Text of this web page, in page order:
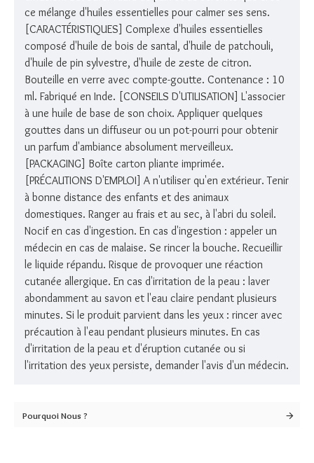
ce mélange d'huiles essentielles pour calmer ses sens.
[CARACTÉRISTIQUES] Complexe d'huiles essentielles
composé d'huile de bois de santal, d'huile de patchouli,
d'huile de pin sylvestre, d'huile de zeste de citron.
Bouteille en verre avec compte-goutte. Contenance : 10
ml. Fabriqué en Inde. [CONSEILS D'UTILISATION] L'associer
à une huile de base de son choix. Appliquer quelques
gouttes dans un diffuseur ou un pot-pourri pour obtenir
un parfum d'ambiance absolument merveilleux.
[PACKAGING] Boîte carton pliante imprimée.
[PRÉCAUTIONS D'EMPLOI] A n'utiliser qu'en extérieur. Tenir
à bonne distance des enfants et des animaux
domestiques. Ranger au frais et au sec, à l'abri du soleil.
Nocif en cas d'ingestion. En cas d'ingestion : appeler un
médecin en cas de malaise. Se rincer la bouche. Recueillir
le liquide répandu. Risque de provoquer une réaction
cutanée allergique. En cas d'irritation de la peau : laver
abondamment au savon et l'eau claire pendant plusieurs
minutes. Si le produit parvient dans les yeux : rincer avec
précaution à l'eau pendant plusieurs minutes. En cas
d'irritation de la peau et d'éruption cutanée ou si
l'irritation des yeux persiste, demander l'avis d'un médecin.
Pourquoi Nous ?